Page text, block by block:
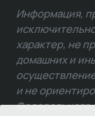
Информация,
характер, не
домашних и
и не
Федерального